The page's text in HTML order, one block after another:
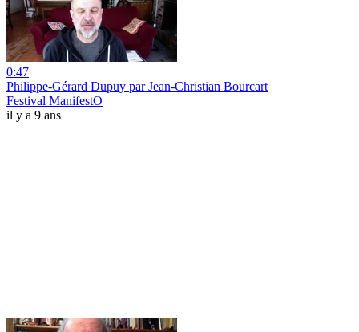
0:47
Philippe-Gérard Dupuy par Jean-Christian Bourcart
Festival ManifestO
il y a 9 ans